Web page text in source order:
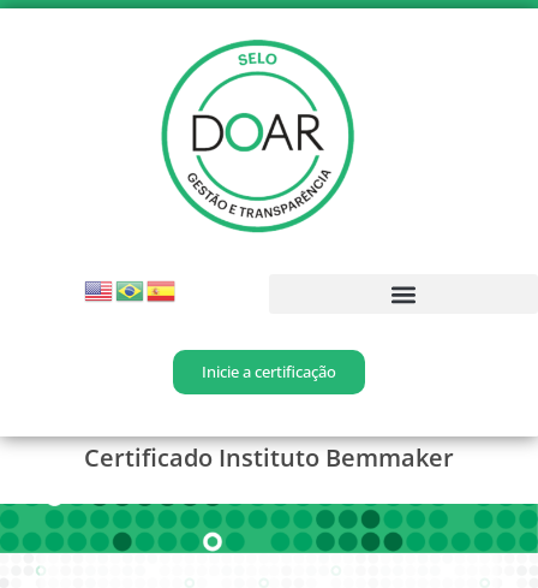
Inicie a certificação
Certificado Instituto Bemmaker